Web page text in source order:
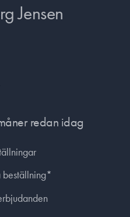
Jensen
redan idag
beställning*